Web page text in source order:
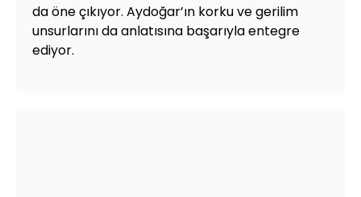
da öne çıkıyor. Aydoğar’ın korku ve gerilim
unsurlarını da anlatısına başarıyla entegre
ediyor.